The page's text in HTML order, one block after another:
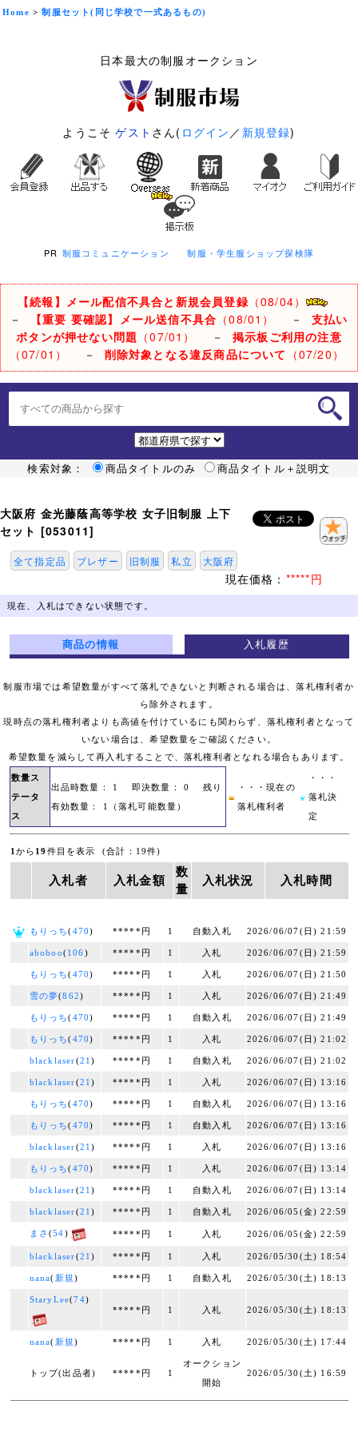
Home >制服セット(同じ学校で一式あるもの)
日本最大の制服オークション
ようこそゲスト さん( ログイン ／ 新規登録)
PR 制服コミュニケーション 制服・学生服ショップ探検隊
【続報】メール配信不具合と新規会員登録 （08/04）
－
【重要 要確認】メール送信不具合 （08/01） － 支払い
ボタンが押せない問題 （07/01） － 掲示板ご利用の注意
（07/01）
－ 削除対象となる違反商品について （07/20）
検索対象： 商品タイトルのみ 商品タイトル＋説明文
大阪府 金光藤蔭高等学校 女子旧制服 上下
セット [053011]
全て指定品 ブレザー 旧制服 私立 大阪府
現在価格： *****円
現在、入札はできない状態です。
商品の情報 入札履歴
制服市場では希望数量がすべて落札できないと判断される場合は、落札権利者か
ら除外されます。
現時点の落札権利者よりも高値を付けているにも関わらず、落札権利者となって
いない場合は、希望数量をご確認ください。
希望数量を減らして再入札することで、落札権利者となれる場合もあります。
数量ス
テータ
ス
出品時数量： 1 即決数量： 0 残り
有効数量： 1（落札可能数量）
・・・現在の
落札権利者
・・・
落札決
定
1 から 19 件目を表示 (合計：19件)
入札者 入札金額
数
量
入札状況 入札時間
もりっち(470) *****円 1 自動入札 2026/06/07(日) 21:59
aboboo(106) *****円 1 入札 2026/06/07(日) 21:59
もりっち(470) *****円 1 入札 2026/06/07(日) 21:50
雪の夢(862) *****円 1 入札 2026/06/07(日) 21:49
もりっち(470) *****円 1 自動入札 2026/06/07(日) 21:49
もりっち(470) *****円 1 入札 2026/06/07(日) 21:02
blacklaser(21) *****円 1 自動入札 2026/06/07(日) 21:02
blacklaser(21) *****円 1 入札 2026/06/07(日) 13:16
もりっち(470) *****円 1 自動入札 2026/06/07(日) 13:16
もりっち(470) *****円 1 自動入札 2026/06/07(日) 13:16
blacklaser(21) *****円 1 入札 2026/06/07(日) 13:16
もりっち(470) *****円 1 入札 2026/06/07(日) 13:14
blacklaser(21) *****円 1 自動入札 2026/06/07(日) 13:14
blacklaser(21) *****円 1 自動入札 2026/06/05(金) 22:59
まさ (54) *****円 1 入札 2026/06/05(金) 22:59
blacklaser(21) *****円 1 入札 2026/05/30(土) 18:54
nana( 新規) *****円 1 自動入札 2026/05/30(土) 18:13
StaryLee(74)
*****円
1 入札 2026/05/30(土) 18:13
nana( 新規) *****円 1 入札 2026/05/30(土) 17:44
トップ(出品者) *****円 1
オークション
開始
2026/05/30(土) 16:59